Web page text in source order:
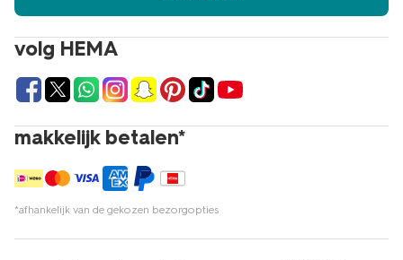
volg HEMA
makkelijk betalen*
*afhankelijk van de gekozen bezorgopties